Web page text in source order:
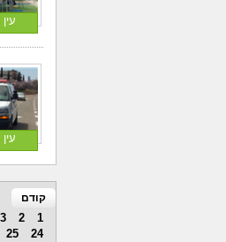
קודם
1
2
3
24
25